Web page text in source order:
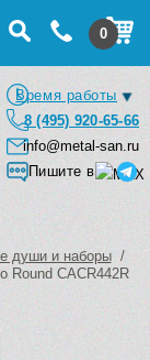
0
Время работы
8 (495) 920-65-66
info@metal-san.ru
Пишите в
души и наборы/
Round CACR442R